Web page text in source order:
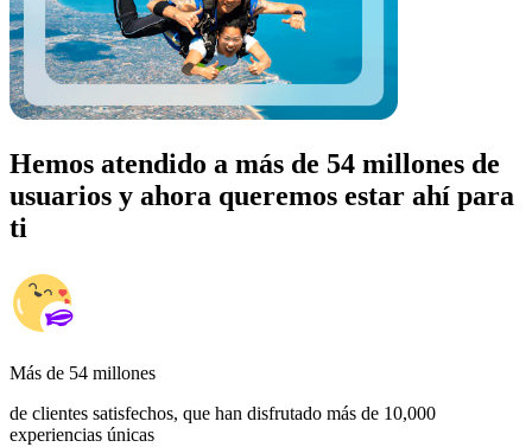
Hemos atendido a más de 54 millones de
usuarios y ahora queremos estar ahí para
ti
Más de 54 millones
de clientes satisfechos, que han disfrutado más de 10,000
experiencias únicas